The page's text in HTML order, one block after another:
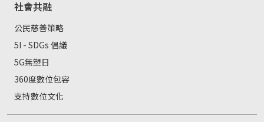
社會共融
公民慈善策略
5I - SDGs 倡議
5G無塑日
360度數位包容
支持數位文化